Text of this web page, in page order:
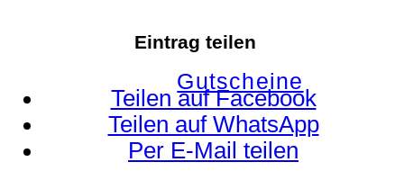
Gutscheine
Eintrag teilen
Teilen auf Facebook
Teilen auf WhatsApp
Per E-Mail teilen